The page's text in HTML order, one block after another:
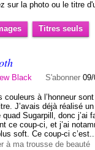
sur la photo ou le titre
Titres seuls
Black S'abonner
à l’honneur sont
J’avais déjà réalisé
Sugarpill, donc j’ai
ce coup-ci, et j’ai
soft. Ce coup-ci
à ma trousse de beauté